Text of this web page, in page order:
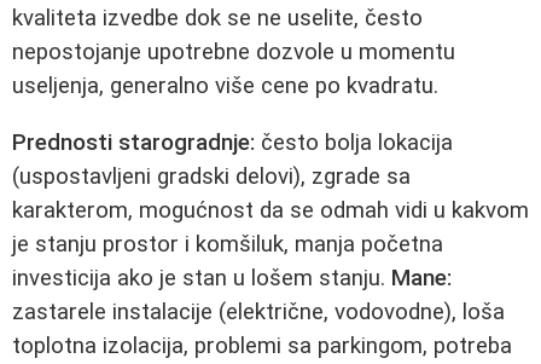
kvaliteta izvedbe dok se ne uselite, često
nepostojanje upotrebne dozvole u momentu
useljenja, generalno više cene po kvadratu.
Prednosti starogradnje: često bolja lokacija
(uspostavljeni gradski delovi), zgrade sa
karakterom, mogućnost da se odmah vidi u kakvom
je stanju prostor i komšiluk, manja početna
investicija ako je stan u lošem stanju. Mane:
zastarele instalacije (električne, vodovodne), loša
toplotna izolacija, problemi sa parkingom, potreba